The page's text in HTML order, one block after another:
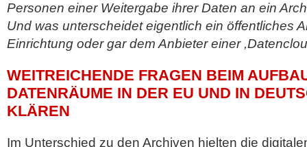
Personen einer Weitergabe ihrer Daten an ein
Und was unterscheidet eigentlich ein öffentliches
Einrichtung oder gar dem Anbieter einer
WEITREICHENDE FRAGEN BEIM
DATENRÄUME IN DER EU UND IN
KLÄREN
Im Unterschied zu den Archiven hielten die